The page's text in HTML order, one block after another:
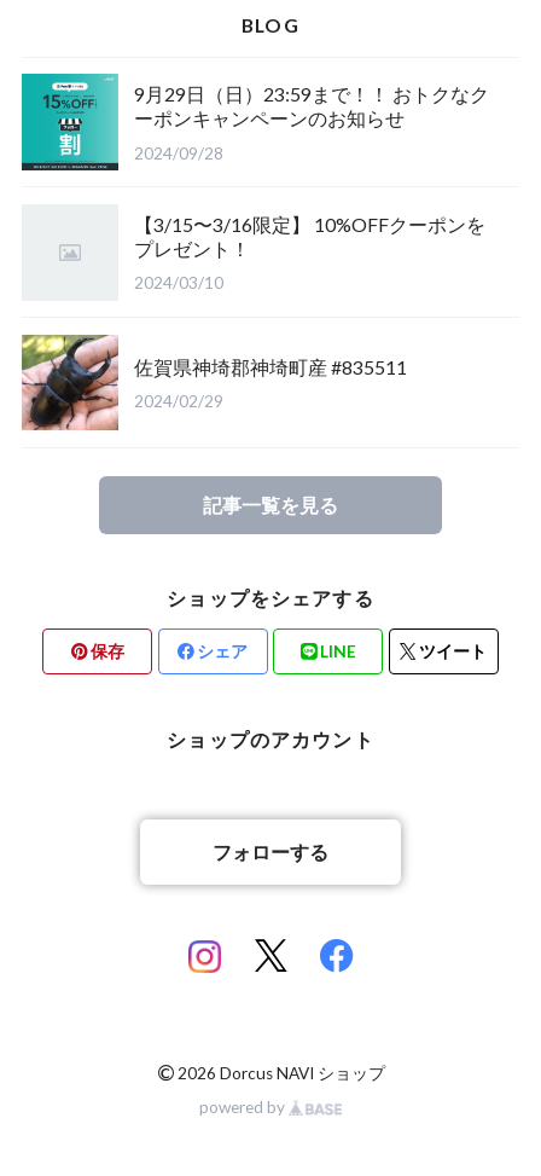
福島県南会津郡産
三重県いなべ市産
長崎県対馬市産
佐賀県神崎郡産
新潟県東蒲原郡阿賀町産
山梨県韮崎市産
香川県綾歌郡産綾上町産
福島県南会津郡産
福島県大沼郡産
長崎県対馬市産
山梨県甲斐市産
北海道檜山郡厚沢部町産
新潟県東蒲原郡阿賀町
山梨県甲府市産
山梨県韮崎市穂坂町産
山梨県北杜市明野町産
三重県桑名市
滋賀県大津市産
京都府宇治市産
香川県丸亀市綾歌町産
茨城県稲敷郡産
山梨県韮崎市穂坂町産
京都府宇治市産
岡山県岡山市産
香川県丸亀市綾歌町産
熊本県合志市産
山梨県北杜市明野町産
佐賀県神埼郡産
BLOG
9月29日（日）23:59まで！！ おトクなク
ーポンキャンペーンのお知らせ
2024/09/28
【3/15〜3/16限定】 10%OFFクーポンを
プレゼント！
2024/03/10
佐賀県神埼郡神埼町産 #835511
2024/02/29
記事一覧を見る
ショップをシェアする
保存 シェア LINE ツイート
ショップのアカウント
フォローする
© 2026 Dorcus NAVI ショップ
powered by